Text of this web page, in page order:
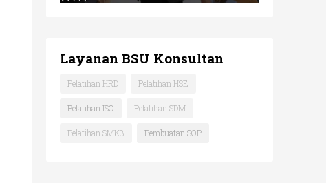
Layanan BSU Konsultan
Pelatihan HRD Pelatihan HSE
Pelatihan ISO Pelatihan SDM
Pelatihan SMK3 Pembuatan SOP